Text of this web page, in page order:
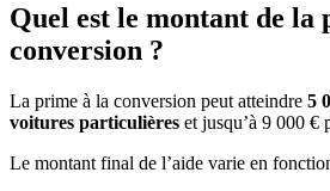
Quel est le montant de la
conversion ?
La prime à la conversion peut atteindre 5
voitures particulières et jusqu’à 9 000 €
Le montant final de l’aide varie en